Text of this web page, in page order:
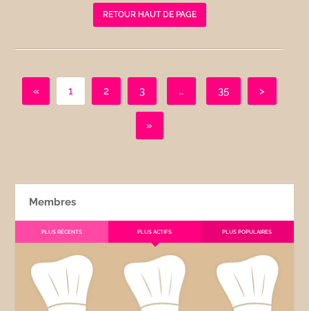
RETOUR HAUT DE PAGE
« 1 2 3 … 35 >
»
Membres
PLUS RÉCENTS PLUS ACTIFS PLUS POPULAIRES